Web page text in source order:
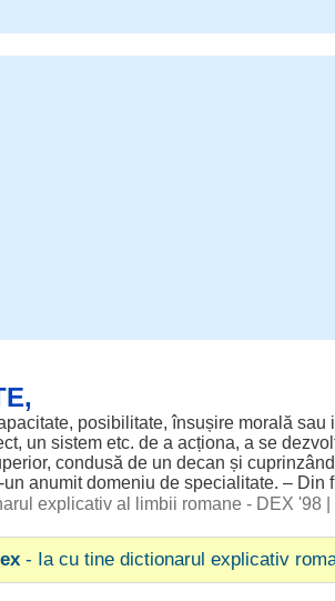
, posibilitate,însușire morală sau
, un sistem etc. de a acționa, a se
, condusă de un decan și cuprinzând
un anumit domeniu de specialitate. – Din
explicativ al limbii romane - DEX '98
- Ia cu tine dictionarul explicativ